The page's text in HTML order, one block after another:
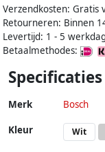
Verzendkosten: Gratis
Retourneren: Binnen
Levertijd: 1 - 5
Betaalmethodes:
Specificaties
Merk Bosch
Kleur Wit